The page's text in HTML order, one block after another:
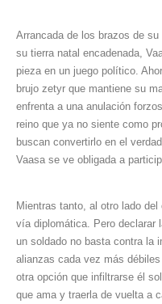
Arrancada de los brazos de
su tierra natal encadenada,
pieza en un juego político.
brujo zetyr que mantiene su
enfrenta a una anulación
reino que ya no siente como
buscan convertirlo en el
Vaasa se ve obligada a
Mientras tanto, al otro lado
vía diplomática. Pero declarar
un soldado no basta contra la
alianzas cada vez más
otra opción que infiltrarse él
que ama y traerla de vuelta a